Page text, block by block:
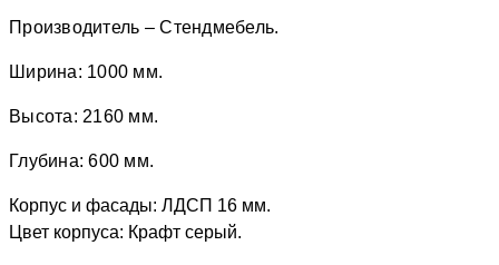
Производитель – Стендмебель.
Ширина: 1000 мм.
Высота: 2160 мм.
Глубина: 600 мм.
Корпус и фасады: ЛДСП 16 мм.
Цвет корпуса: Крафт серый.